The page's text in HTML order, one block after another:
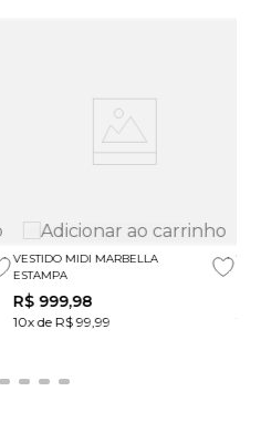
VESTIDO MIDI MARBELLA
ESTAMPA
R$ 999,98
10x de R$ 99,99 10x